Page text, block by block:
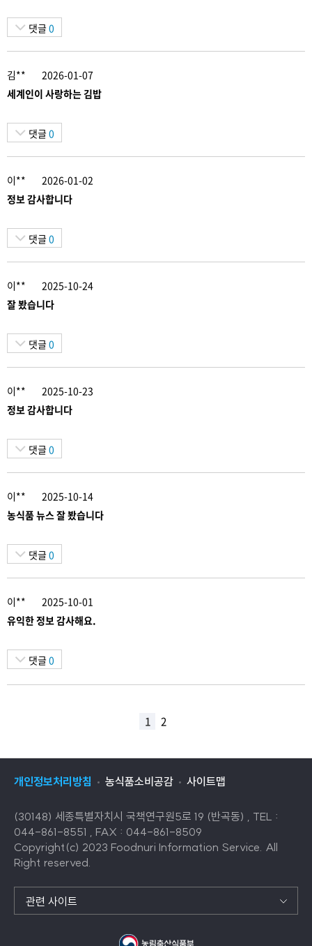
댓글 0
김**
2026-01-07
세계인이 사랑하는 김밥
댓글 0
이**
2026-01-02
정보 감사합니다
댓글 0
이**
2025-10-24
잘 봤습니다
댓글 0
이**
2025-10-23
정보 감사합니다
댓글 0
이**
2025-10-14
농식품 뉴스 잘 봤습니다
댓글 0
이**
2025-10-01
유익한 정보 감사해요.
댓글 0
1 2
개인정보처리방침 농식품소비공감 사이트맵
(30148) 세종특별자치시 국책연구원5로 19 (반곡동) , TEL :
044-861-8551 , FAX : 044-861-8509
Copyright(c) 2023 Foodnuri Information Service. All
Right reserved.
관련 사이트